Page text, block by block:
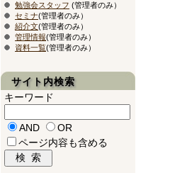
勉強会スタッフ (管理者のみ）
セミナ(管理者のみ）
紹介文(管理者のみ）
管理情報(管理者のみ）
資料一覧(管理者のみ）
サイト内検索
キーワード
AND
OR
ページ内容も含める